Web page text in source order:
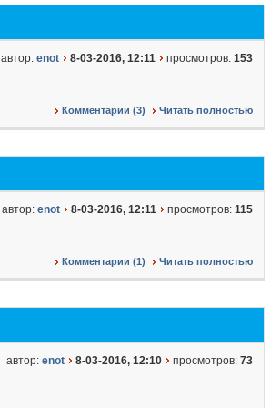
автор: enot 8-03-2016, 12:11 просмотров: 153
Комментарии (3) Читать полностью
автор: enot 8-03-2016, 12:11 просмотров: 115
Комментарии (1) Читать полностью
автор: enot 8-03-2016, 12:10 просмотров: 73